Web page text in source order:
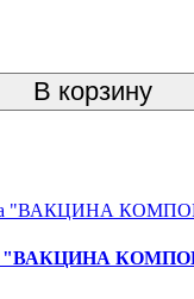
В корзину
"ВАКЦИНА